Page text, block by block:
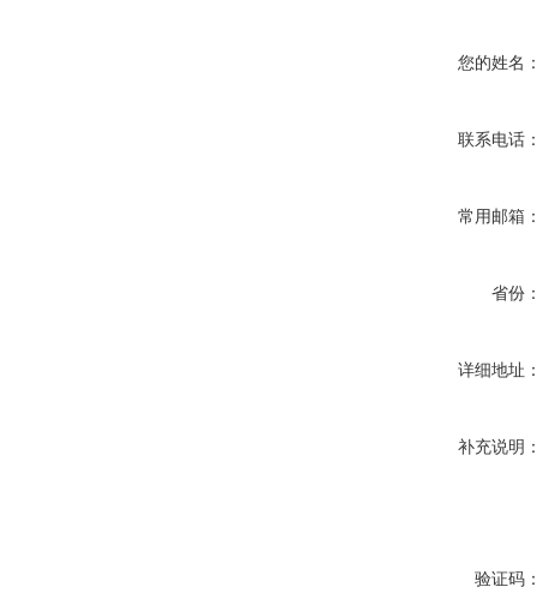
您的姓名
联系电话
常用邮箱
省份
详细地址
补充说明
验证码